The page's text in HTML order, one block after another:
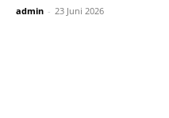
admin - 23 Juni 2026